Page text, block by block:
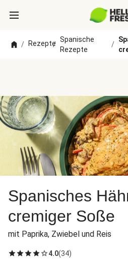
/ Rezepte
/
Spanische
Rezepte
/
Spanisches
cremiger Soße
mit Paprika, Zwiebel und Reis
4.0(34)